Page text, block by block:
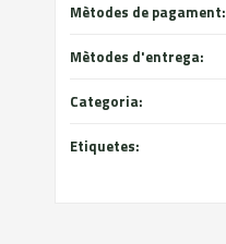
Mètodes de pagament:
Mètodes d'entrega:
Categoria:
Etiquetes: